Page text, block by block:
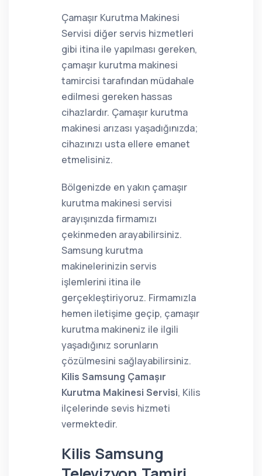
Çamaşır Kurutma Makinesi
Servisi diğer servis hizmetleri
gibi itina ile yapılması gereken,
çamaşır kurutma makinesi
tamircisi tarafından müdahale
edilmesi gereken hassas
cihazlardır. Çamaşır kurutma
makinesi arızası yaşadığınızda;
cihazınızı usta ellere emanet
etmelisiniz.
Bölgenizde en yakın çamaşır
kurutma makinesi servisi
arayışınızda firmamızı
çekinmeden arayabilirsiniz.
Samsung kurutma
makinelerinizin servis
işlemlerini itina ile
gerçekleştiriyoruz. Firmamızla
hemen iletişime geçip, çamaşır
kurutma makineniz ile ilgili
yaşadığınız sorunların
çözülmesini sağlayabilirsiniz.
Kilis Samsung Çamaşır
Kurutma Makinesi Servisi, Kilis
ilçelerinde sevis hizmeti
vermektedir.
Kilis Samsung